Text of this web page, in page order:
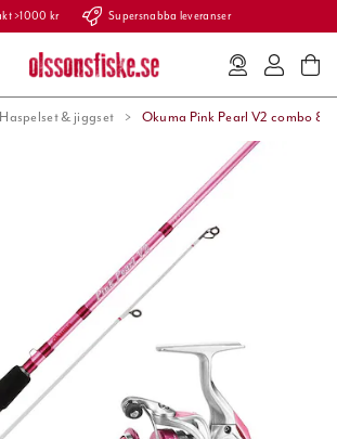
>1000 kr Supersnabba leveranser
Haspelset & jiggset Okuma Pink Pearl V2 combo